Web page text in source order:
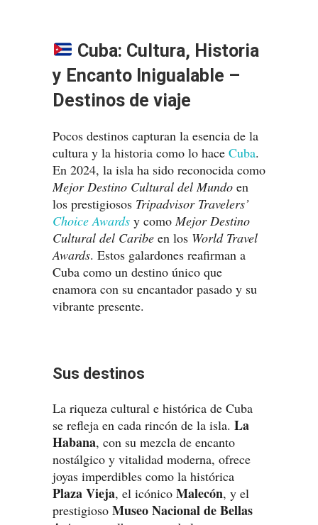
Cuba: Cultura, Historia
y Encanto Inigualable –
Destinos de viaje
Pocos destinos capturan la esencia de la
cultura y la historia como lo hace Cuba.
En 2024, la isla ha sido reconocida como
Mejor Destino Cultural del Mundo en
los prestigiosos Tripadvisor Travelers’
Choice Awards y como Mejor Destino
Cultural del Caribe en los World Travel
Awards. Estos galardones reafirman a
Cuba como un destino único que
enamora con su encantador pasado y su
vibrante presente.
Sus destinos
La riqueza cultural e histórica de Cuba
se refleja en cada rincón de la isla. La
Habana, con su mezcla de encanto
nostálgico y vitalidad moderna, ofrece
joyas imperdibles como la histórica
Plaza Vieja, el icónico Malecón, y el
prestigioso Museo Nacional de Bellas